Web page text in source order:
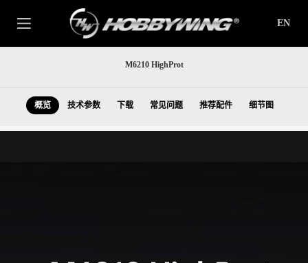
EN
M6210 HighProt
概览 技术参数 下载 常见问题 推荐配件 细节图